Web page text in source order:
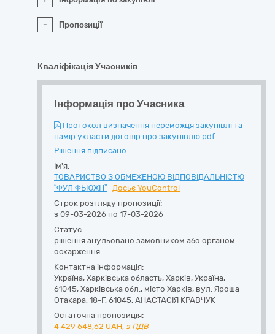
- Пропозиції
Кваліфікація Учасників
Інформація про Учасника
Протокол визначення переможця закупівлі та
намір укласти договір про закупівлю.pdf
Рішення підписано
Ім'я:
ТОВАРИСТВО З ОБМЕЖЕНОЮ ВІДПОВІДАЛЬНІСТЮ
“ФУЛ ФЬЮЖН” Досьє YouControl
Строк розгляду пропозиції:
з 09-03-2026 по 17-03-2026
Статус:
рішення анульовано замовником або органом
оскарження
Контактна інформація:
Україна, Харківська область, Харків, Україна,
61045, Харківська обл., місто Харків, вул. Яроша
Отакара, 18-Г, 61045, АНАСТАСІЯ КРАВЧУК
Остаточна пропозиція:
4 429 648,62 UAH, з ПДВ